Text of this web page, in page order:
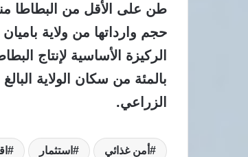
طن على الأقل من البطاطا
الزراعي.
أمن غذائي استثمار